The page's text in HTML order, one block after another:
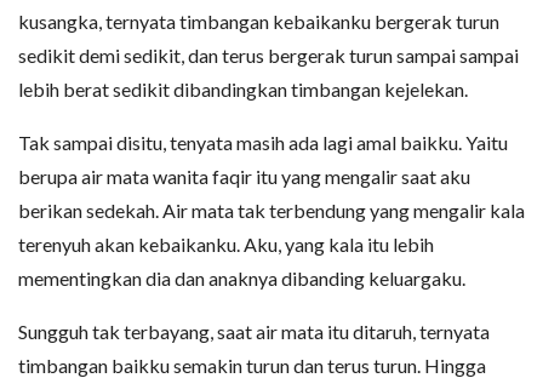
kusangka, ternyata timbangan kebaikanku bergerak turun
sedikit demi sedikit, dan terus bergerak turun sampai sampai
lebih berat sedikit dibandingkan timbangan kejelekan.
Tak sampai disitu, tenyata masih ada lagi amal baikku. Yaitu
berupa air mata wanita faqir itu yang mengalir saat aku
berikan sedekah. Air mata tak terbendung yang mengalir kala
terenyuh akan kebaikanku. Aku, yang kala itu lebih
mementingkan dia dan anaknya dibanding keluargaku.
Sungguh tak terbayang, saat air mata itu ditaruh, ternyata
timbangan baikku semakin turun dan terus turun. Hingga